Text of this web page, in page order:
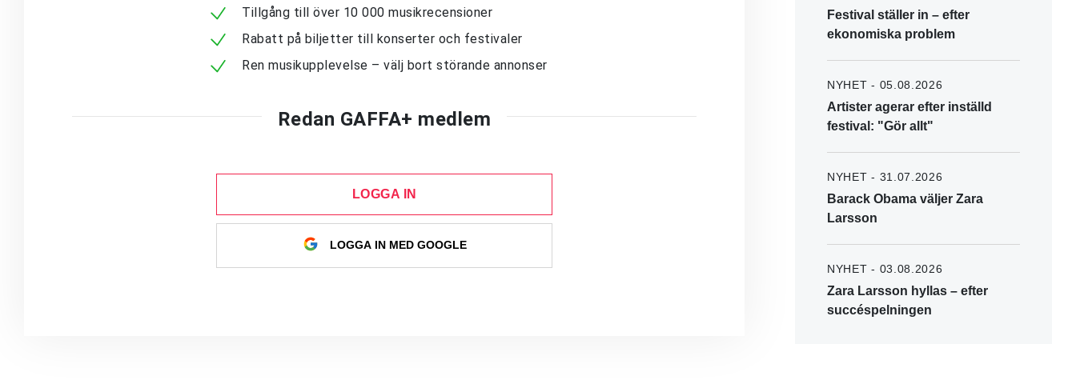
Tillgång till över 10 000 musikrecensioner
Rabatt på biljetter till konserter och festivaler
Ren musikupplevelse – välj bort störande annonser
Redan GAFFA+ medlem
LOGGA IN
LOGGA IN MED GOOGLE
Festival ställer in – efter
ekonomiska problem
NYHET - 05.08.2026
Artister agerar efter inställd
festival: "Gör allt"
NYHET - 31.07.2026
Barack Obama väljer Zara
Larsson
NYHET - 03.08.2026
Zara Larsson hyllas – efter
succéspelningen